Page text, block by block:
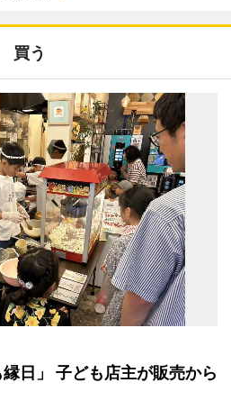
買う
日」 子ども店主が販売から